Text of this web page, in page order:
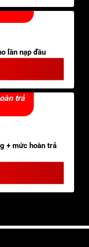
lần nạp đầu
trả
+ mức hoàn trả